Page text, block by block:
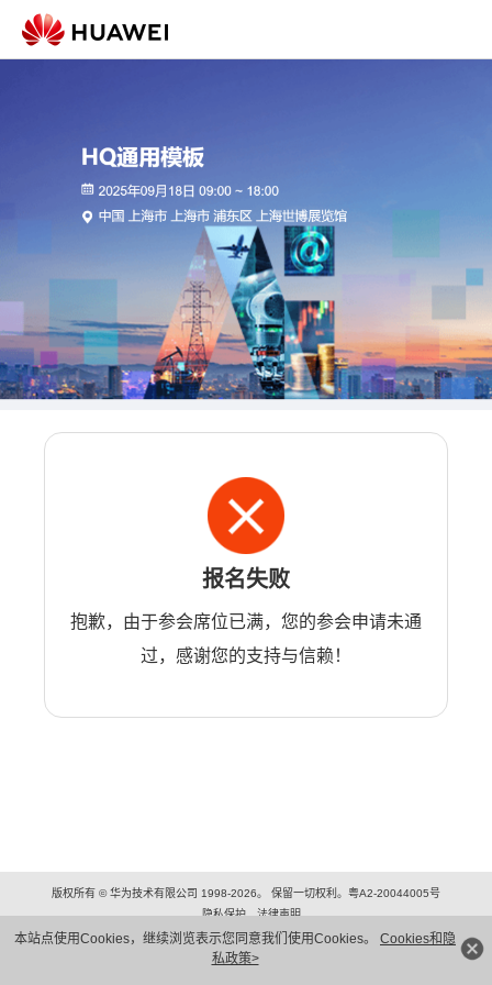
本站点使用Cookies，继续浏览表示您同意我们使用Cookies。 Cookies和隐
私政策>
报名失败
抱歉，由于参会席位已满，您的参会申请未通
过，感谢您的支持与信赖！
版权所有 © 华为技术有限公司 1998-2026。 保留一切权利。粤A2-20044005号
隐私保护
法律声明